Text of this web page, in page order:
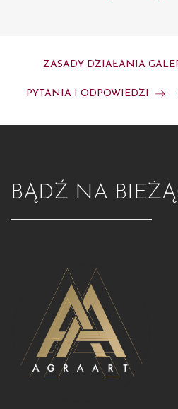
ZASADY DZIAŁANIA
PYTANIA I ODPOWIEDZI
BĄDŹ NA